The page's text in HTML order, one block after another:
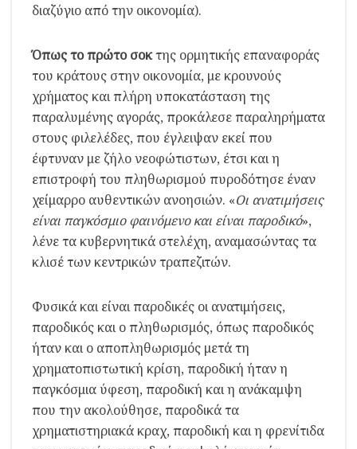
διαζύγιο από την οικονομία).
Όπως το πρώτο σοκτης ορμητικής επαναφοράς
του κράτους στην οικονομία, με κρουνούς
χρήματος και πλήρη υποκατάσταση της
παραλυμένης αγοράς, προκάλεσε παραληρήματα
στους φιλελέδες, που έγλειψαν εκεί που
έφτυναν με ζήλο νεοφώτιστων, έτσι και η
επιστροφή του πληθωρισμού πυροδότησε έναν
χείμαρρο αυθεντικών ανοησιών. «Οι ανατιμήσεις
είναι παγκόσμιο φαινόμενο και είναι παροδικό»,
λένε τα κυβερνητικά στελέχη, αναμασώντας τα
κλισέ των κεντρικών τραπεζιτών.
Φυσικά και είναι παροδικές οι ανατιμήσεις,
παροδικός και ο πληθωρισμός, όπως παροδικός
ήταν και ο αποπληθωρισμός μετά τη
χρηματοπιστωτική κρίση, παροδική ήταν η
παγκόσμια ύφεση, παροδική και η ανάκαμψη
που την ακολούθησε, παροδικά τα
χρηματιστηριακά κραχ, παροδική και η φρενίτιδα